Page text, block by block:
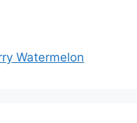
Watermelon